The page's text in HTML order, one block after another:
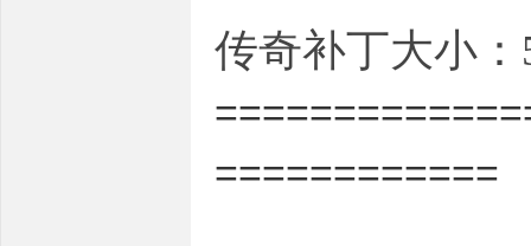
传奇补丁大小：
============